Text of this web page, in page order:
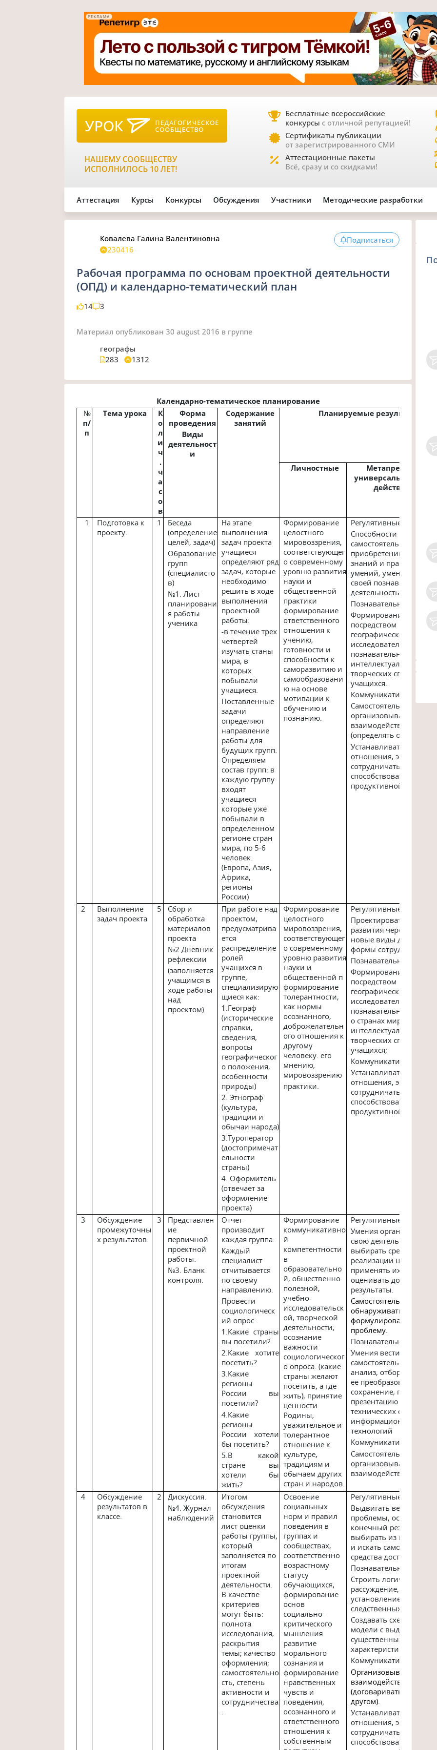
РЕКЛАМА
УРОК ПЕДАГОГИЧЕСКОЕ
СООБЩЕСТВО
НАШЕМУ СООБЩЕСТВУ
ИСПОЛНИЛОСЬ 10 ЛЕТ!
Бесплатные всероссийские
конкурсы с отличной репутацией!
Сертификаты публикации
от зарегистрированного СМИ
Аттестационные пакеты
Всё, сразу и со скидками!
Аттестация Курсы Конкурсы Обсуждения Участники Методические разработки
Ковалева Галина Валентиновна
230416
Подписаться
Рабочая программа по основам проектной деятельности
(ОПД) и календарно-тематический план
14 3
Материал опубликован 30 august 2016 в группе
географы
283
1312
Календарно-тематическое планирование
№
п/
п
Тема урока
К
о
л
и
ч
.
ч
а
с
о
в
Форма
проведения
Виды
деятельност
и
Содержание
занятий
Планируемые результаты и
Личностные
Метапредементые
универсальные
действия (УУД)
1
Подготовка к
проекту.
1
Беседа
(определение
целей, задач)
Образование
групп
(специалисто
в)
№1. Лист
планировани
я работы
ученика
На этапе
выполнения
задач проекта
учащиеся
определяют ряд
задач, которые
необходимо
решить в ходе
выполнения
проектной
работы:
-в течение трех
четвертей
изучать станы
мира, в
которых
побывали
учащиеся.
Поставленные
задачи
определяют
направление
работы для
будущих групп.
Определяем
состав групп: в
каждую группу
входят
учащиеся
которые уже
побывали в
определенном
регионе стран
мира, по 5-6
человек.
(Европа, Азия,
Африка,
регионы
России)
Формирование
целостного
мировоззрения,
соответствующег
о современному
уровню развития
науки и
общественной
практики
формирование
ответственного
отношения к
учению,
готовности и
способности к
саморазвитию и
самообразовани
ю на основе
мотивации к
обучению и
познанию.
Регулятивные
Способности к
самостоятельному
приобретению новых
знаний и практических
умений, умения
своей познавательной
деятельностью.
Познавательные
Формирование и
посредством
географического
исследовательского
познавательных
интеллектуальных и
творческих
учащихся.
Коммуникативные
Самостоятельно
организовывать учебное
взаимодействие в
(определять общие цели)
Устанавливать рабочие
отношения, эффективно
сотрудничать и
способствовать
продуктивной
2
Выполнение
задач проекта
5
Сбор и
обработка
материалов
проекта
№2 Дневник
рефлексии
(заполняется
учащимся в
ходе работы
над
проектом).
При работе над
проектом,
предусматрива
ется
распределение
ролей
учащихся в
группе,
специализирую
щиеся как:
1.Географ
(исторические
справки,
сведения,
вопросы
географическог
о положения,
особенности
природы)
2. Этнограф
(культура,
традиции и
обычаи народа)
3.Туроператор
(достопримечат
ельности
страны)
4. Оформитель
(отвечает за
оформление
проекта)
Формирование
целостного
мировоззрения,
соответствующег
о современному
уровню развития
науки и
общественной п
формирование
толерантности,
как нормы
осознанного,
доброжелательн
ого отношения к
другому
человеку. его
мнению,
мировоззрению
практики.
Регулятивные
Проектировать
развития через
новые виды
формы сотрудничества.
Познавательные
Формирование и
посредством
географического
исследовательского
познавательных
о странах мира,
интеллектуальных и
творческих
учащихся;
Коммуникативные
Устанавливать рабочие
отношения, эффективно
сотрудничать и
способствовать
продуктивной
3
Обсуждение
промежуточны
х результатов.
3
Представлен
ие
первичной
проектной
работы.
№3. Бланк
контроля.
Отчет
производит
каждая группа.
Каждый
специалист
отчитывается
по своему
направлению.
Провести
социологическ
ий опрос:
1.Какие страны
вы посетили?
2.Какие хотите
посетить?
3.Какие
регионы
России вы
посетили?
4.Какие
регионы
России хотели
бы посетить?
5.В какой
стране вы
хотели бы
жить?
Формирование
коммуникативно
й
компетентности
в
образовательно
й, общественно
полезной,
учебно-
исследовательск
ой, творческой
деятельности;
осознание
важности
социологическог
о опроса. (какие
страны желают
посетить, а где
жить), принятие
ценности
Родины,
уважительное и
толерантное
отношение к
культуре,
традициям и
обычаем других
стран и народов.
Регулятивные
Умения организовывать
свою деятельность,
выбирать средства
реализации цели и
применять их на
оценивать достигнутые
результаты.
Самостоятельно
обнаруживать и
формулировать учебную
проблему.
Познавательные
Умения вести
самостоятельный поиск,
анализ, отбор
ее преобразование,
сохранение, передачу и
презентацию с помощью
технических средств и
информационных
технологий
Коммуникативные
Самостоятельно
организовывать учебное
взаимодействие в
4
Обсуждение
результатов в
классе.
2
Дискуссия.
№4. Журнал
наблюдений
Итогом
обсуждения
становится
лист оценки
работы группы,
который
заполняется по
итогам
проектной
деятельности.
В качестве
критериев
могут быть:
полнота
исследования,
раскрытия
темы; качество
оформления;
самостоятельно
сть, степень
активности и
сотрудничества
Освоение
социальных
норм и правил
поведения в
группах и
сообществах,
соответственно
возрастному
статусу
обучающихся,
формирование
основ
социально-
критического
мышления
развитие
морального
сознания и
формирование
нравственных
чувств и
поведения,
осознанного и
ответственного
отношения к
собственным
Регулятивные
Выдвигать версии
проблемы, осознавать
конечный результат,
выбирать из
и искать самостоятельно
средства достижения
Познавательные
Строить логическое
рассуждение,
установление
следственных связей.
Создавать
модели с выделением
существенных
характеристик объекта
Коммуникативные
Организовывать
взаимодействие в
(договариваться друг с
другом).
Устанавливать рабочие
отношения, эффективно
сотрудничать и
способствовать